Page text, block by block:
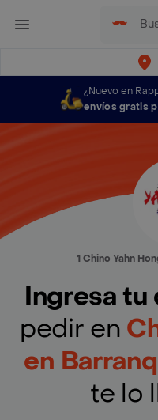
¿Nuevo en
envíos gratis
1 Chino Yahn
Ingresa
pedir en
en
te lo